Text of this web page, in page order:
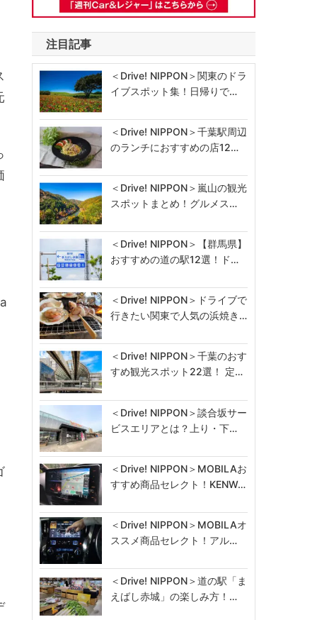
注目記事
＜Drive! NIPPON＞関東のドラ
イブスポット集！日帰りで…
＜Drive! NIPPON＞千葉駅周辺
のランチにおすすめの店12…
＜Drive! NIPPON＞嵐山の観光
スポットまとめ！グルメス…
＜Drive! NIPPON＞【群馬県】
おすすめの道の駅12選！ド…
＜Drive! NIPPON＞ドライブで
行きたい関東で人気の浜焼き…
＜Drive! NIPPON＞千葉のおす
すめ観光スポット22選！ 定…
＜Drive! NIPPON＞談合坂サー
ビスエリアとは？上り・下…
＜Drive! NIPPON＞MOBILAお
すすめ商品セレクト！KENW…
＜Drive! NIPPON＞MOBILAオ
ススメ商品セレクト！アル…
＜Drive! NIPPON＞道の駅「ま
えばし赤城」の楽しみ方！…